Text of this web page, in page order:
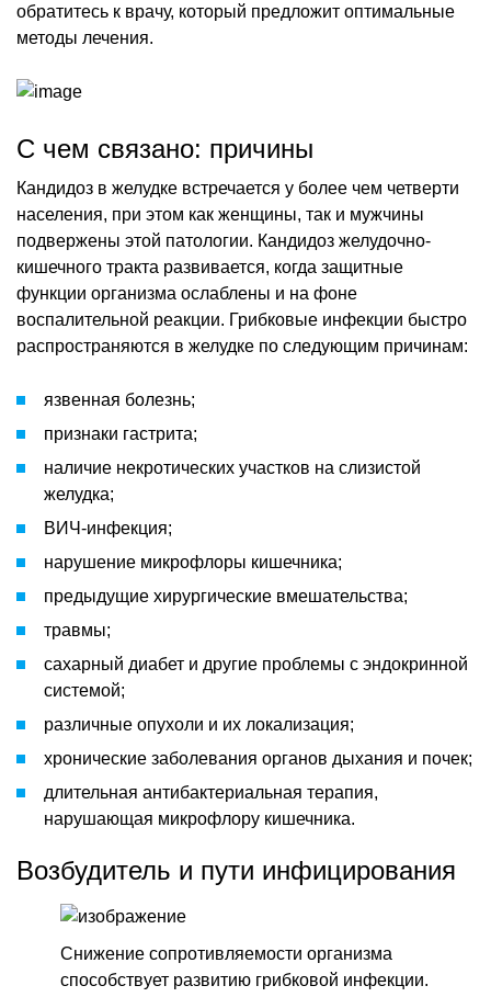
обратитесь к врачу, который предложит оптимальные
методы лечения.
С чем связано: причины
Кандидоз в желудке встречается у более чем четверти
населения, при этом как женщины, так и мужчины
подвержены этой патологии. Кандидоз желудочно-
кишечного тракта развивается, когда защитные
функции организма ослаблены и на фоне
воспалительной реакции. Грибковые инфекции быстро
распространяются в желудке по следующим причинам:
язвенная болезнь;
признаки гастрита;
наличие некротических участков на слизистой
желудка;
ВИЧ-инфекция;
нарушение микрофлоры кишечника;
предыдущие хирургические вмешательства;
травмы;
сахарный диабет и другие проблемы с эндокринной
системой;
различные опухоли и их локализация;
хронические заболевания органов дыхания и почек;
длительная антибактериальная терапия,
нарушающая микрофлору кишечника.
Возбудитель и пути инфицирования
Снижение сопротивляемости организма
способствует развитию грибковой инфекции.